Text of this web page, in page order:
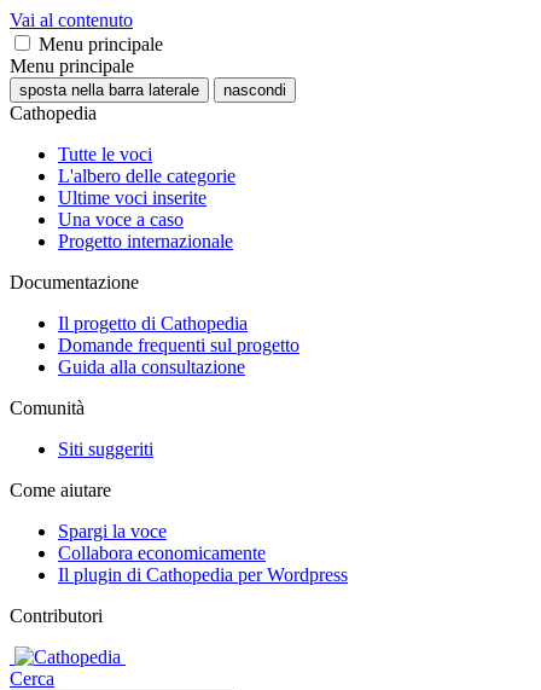
Vai al contenuto
Menu principale
Menu principale
sposta nella barra laterale nascondi
Cathopedia
Tutte le voci
L'albero delle categorie
Ultime voci inserite
Una voce a caso
Progetto internazionale
Documentazione
Il progetto di Cathopedia
Domande frequenti sul progetto
Guida alla consultazione
Comunità
Siti suggeriti
Come aiutare
Spargi la voce
Collabora economicamente
Il plugin di Cathopedia per Wordpress
Contributori
Cerca